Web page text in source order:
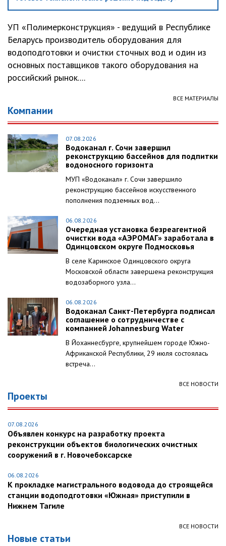
УП «Полимерконструкция» - ведущий в Республике
Беларусь производитель оборудования для
водоподготовки и очистки сточных вод и один из
основных поставщиков такого оборудования на
российский рынок....
ВСЕ МАТЕРИАЛЫ
Компании
07.08.2026
Водоканал г. Сочи завершил
реконструкцию бассейнов для подпитки
водоносного горизонта
МУП «Водоканал» г. Сочи завершило
реконструкцию бассейнов искусственного
пополнения подземных вод...
06.08.2026
Очередная установка безреагентной
очистки вода «АЭРОМАГ» заработала в
Одинцовском округе Подмосковья
В селе Каринское Одинцовского округа
Московской области завершена реконструкция
водозаборного узла...
06.08.2026
Водоканал Санкт-Петербурга подписал
соглашение о сотрудничестве с
компанией Johannesburg Water
В Йоханнесбурге, крупнейшем городе Южно-
Африканской Республики, 29 июля состоялась
встреча...
ВСЕ НОВОСТИ
Проекты
07.08.2026
Объявлен конкурс на разработку проекта
реконструкции объектов биологических очистных
сооружений в г. Новочебоксарске
06.08.2026
К прокладке магистрального водовода до строящейся
станции водоподготовки «Южная» приступили в
Нижнем Тагиле
ВСЕ НОВОСТИ
Новые статьи